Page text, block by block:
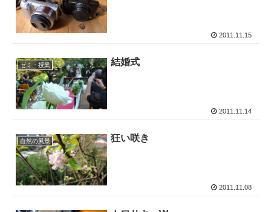
2011.11.15
ゼミ・授業 結婚式
2011.11.14
自然の風景 狂い咲き
2011.11.08